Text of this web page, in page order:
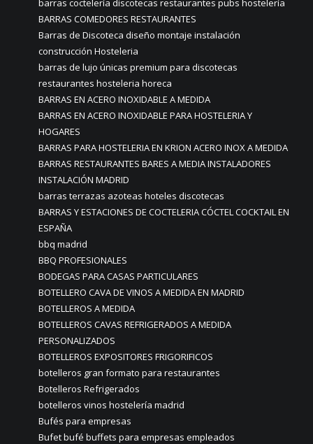
barras coctelería discotecas restaurantes pubs hostelería
BARRAS COMEDORES RESTAURANTES
Barras de Discoteca diseño montaje instalación
construcción Hosteleria
barras de lujo únicas premium para discotecas
restaurantes hosteleria horeca
BARRAS EN ACERO INOXIDABLE A MEDIDA
BARRAS EN ACERO INOXIDABLE PARA HOSTELERIA Y
HOGARES
BARRAS PARA HOSTELERIA EN KRION ACERO INOX A MEDIDA
BARRAS RESTAURANTES BARES A MEDIA INSTALADORES
INSTALACIÓN MADRID
barras terrazas azoteas hoteles discotecas
BARRAS Y ESTACIONES DE COCTELERIA CÓCTEL COCKTAIL EN
ESPAÑA
bbq madrid
BBQ PROFESIONALES
BODEGAS PARA CASAS PARTICULARES
BOTELLERO CAVA DE VINOS A MEDIDA EN MADRID
BOTELLEROS A MEDIDA
BOTELLEROS CAVAS REFRIGERADOS A MEDIDA
PERSONALIZADOS
BOTELLEROS EXPOSITORES FRIGORIFICOS
botelleros gran formato para restaurantes
Botelleros Refrigerados
botelleros vinos hostelería madrid
Bufés para empresas
Bufet bufé buffets para empresas empleados